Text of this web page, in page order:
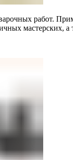
работ.
мастерских, а